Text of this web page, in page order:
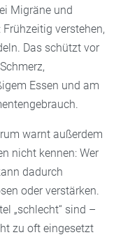
Migräne und
verstehen,
Das schützt vor
Essen und am
warnt außerdem
nicht kennen: Wer
dadurch
oder verstärken.
„schlecht“ sind –
zu oft eingesetzt